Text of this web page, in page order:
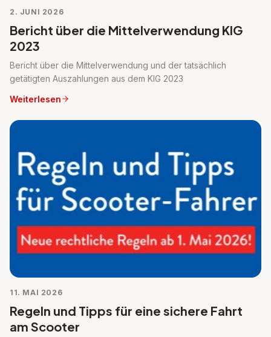
2. JUNI 2026
Bericht über die Mittelverwendung KIG
2023
Bericht über die Mittelverwendung und der tatsächlich
getätigten Auszahlungen aus dem KIG 2023
Weiterlesen
11. MAI 2026
Regeln und Tipps für eine sichere Fahrt
am Scooter